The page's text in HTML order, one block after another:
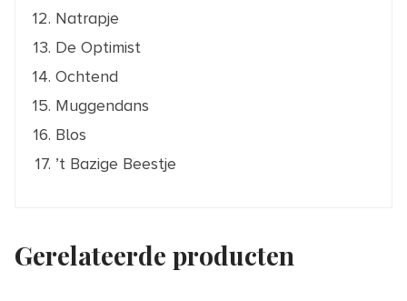
Natrapje
De Optimist
Ochtend
Muggendans
Blos
’t Bazige Beestje
Gerelateerde producten